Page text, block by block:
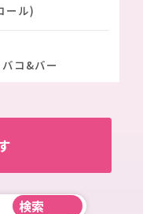
ール)
コ&バー